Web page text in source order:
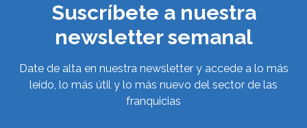
Suscríbete a nuestra
newsletter semanal
Date de alta en nuestra newsletter y accede a lo más
leído, lo más útil y lo más nuevo del sector de las
franquicias